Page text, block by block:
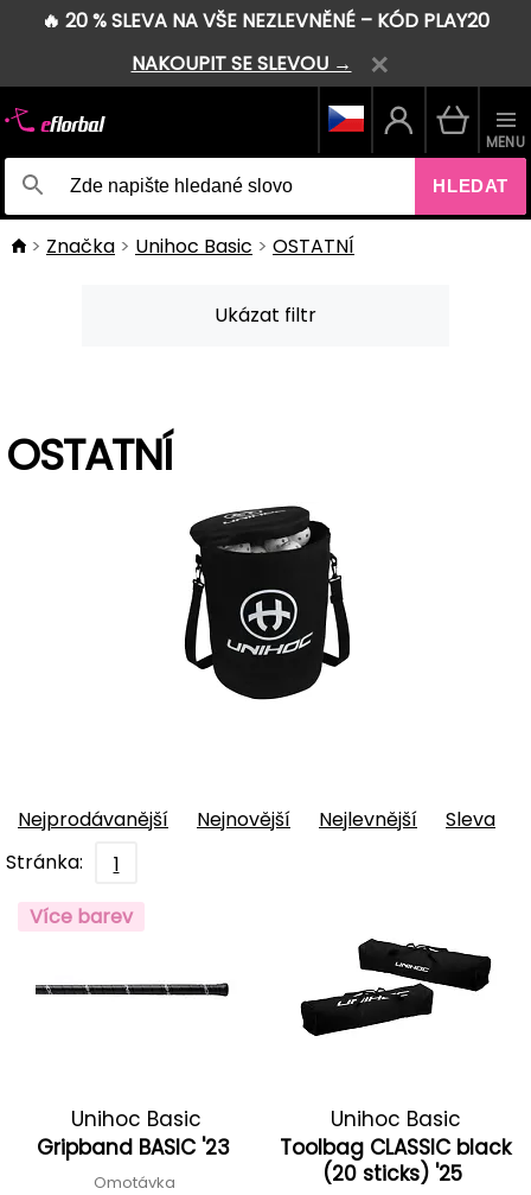
🔥 20 % SLEVA NA VŠE NEZLEVNĚNÉ – KÓD PLAY20
NAKOUPIT SE SLEVOU →
HLEDAT
MENU
Značka Unihoc Basic OSTATNÍ
Ukázat filtr
OSTATNÍ
Nejprodávanější Nejnovější Nejlevnější
Sleva
Stránka:
1
Více barev
Unihoc Basic
Gripband BASIC '23
Omotávka
Unihoc Basic
Toolbag CLASSIC black
(20 sticks) '25